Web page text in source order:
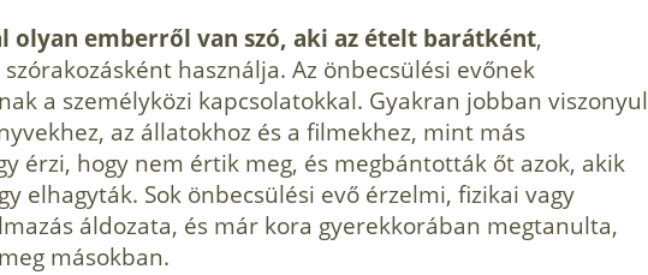
olyan emberről van szó, aki az ételt barátként,
használja. Az önbecsülési evőnek
a személyközi kapcsolatokkal. Gyakran jobban viszonyul
az állatokhoz és a filmekhez, mint más
érzi, hogy nem értik meg, és megbántották őt azok, akik
elhagyták. Sok önbecsülési evő érzelmi, fizikai vagy
áldozata, és már kora gyerekkorában megtanulta,
másokban.